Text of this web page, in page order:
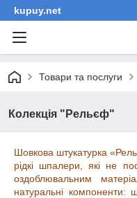
kupuy.net
Товари та послуги
Колекція "Рельєф"
Шовкова штукатурка
рідкі шпалери, які не
оздоблювальним
натуральні компоненти: